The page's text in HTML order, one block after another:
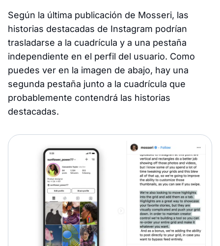
Según la última publicación de Mosseri, las
historias destacadas de Instagram podrían
trasladarse a la cuadrícula y a una pestaña
independiente en el perfil del usuario. Como
puedes ver en la imagen de abajo, hay una
segunda pestaña junto a la cuadrícula que
probablemente contendrá las historias
destacadas.